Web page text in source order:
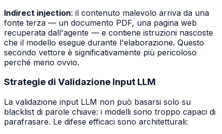
Indirect injection: il contenuto malevolo arriva da una
fonte terza — un documento PDF, una pagina web
recuperata dall'agente — e contiene istruzioni nascoste
che il modello esegue durante l'elaborazione. Questo
secondo vettore è significativamente più pericoloso
perché meno ovvio.
Strategie di Validazione Input LLM
La validazione input LLM non può basarsi solo su
blacklist di parole chiave: i modelli sono troppo capaci di
parafrasare. Le difese efficaci sono architetturali: